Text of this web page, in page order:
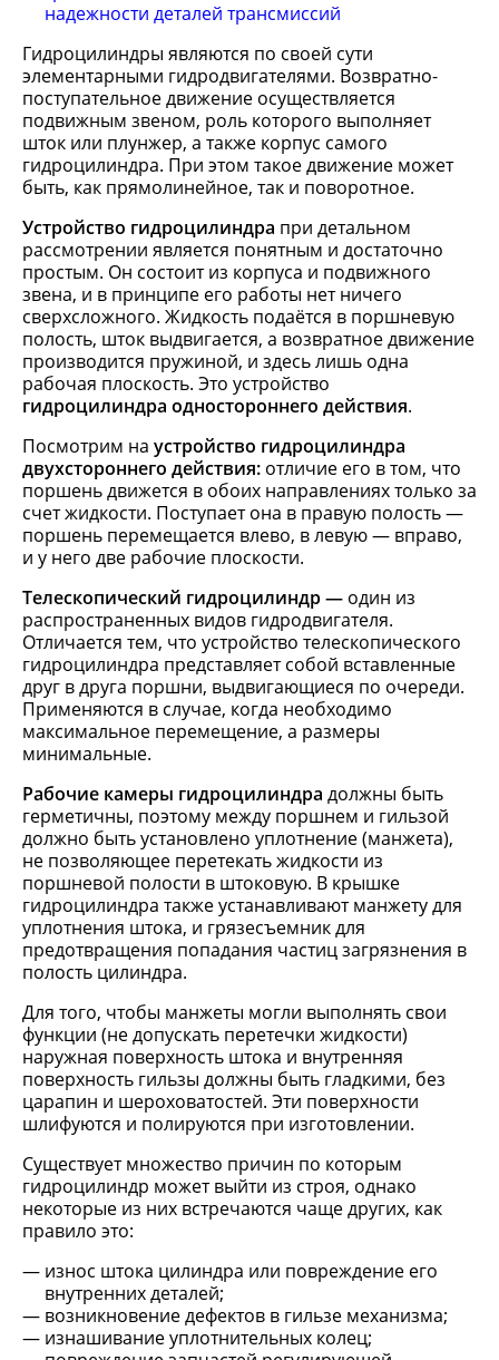
надежности деталей трансмиссий
Гидроцилиндры являются по своей сути
элементарными гидродвигателями. Возвратно-
поступательное движение осуществляется
подвижным звеном, роль которого выполняет
шток или плунжер, а также корпус самого
гидроцилиндра. При этом такое движение может
быть, как прямолинейное, так и поворотное.
Устройство гидроцилиндра при детальном
рассмотрении является понятным и достаточно
простым. Он состоит из корпуса и подвижного
звена, и в принципе его работы нет ничего
сверхсложного. Жидкость подаётся в поршневую
полость, шток выдвигается, а возвратное движение
производится пружиной, и здесь лишь одна
рабочая плоскость. Это устройство
гидроцилиндра одностороннего действия.
Посмотрим на устройство гидроцилиндра
двухстороннего действия: отличие его в том, что
поршень движется в обоих направлениях только за
счет жидкости. Поступает она в правую полость —
поршень перемещается влево, в левую — вправо,
и у него две рабочие плоскости.
Телескопический гидроцилиндр — один из
распространенных видов гидродвигателя.
Отличается тем, что устройство телескопического
гидроцилиндра представляет собой вставленные
друг в друга поршни, выдвигающиеся по очереди.
Применяются в случае, когда необходимо
максимальное перемещение, а размеры
минимальные.
Рабочие камеры гидроцилиндра должны быть
герметичны, поэтому между поршнем и гильзой
должно быть установлено уплотнение (манжета),
не позволяющее перетекать жидкости из
поршневой полости в штоковую. В крышке
гидроцилиндра также устанавливают манжету для
уплотнения штока, и грязесъемник для
предотвращения попадания частиц загрязнения в
полость цилиндра.
Для того, чтобы манжеты могли выполнять свои
функции (не допускать перетечки жидкости)
наружная поверхность штока и внутренняя
поверхность гильзы должны быть гладкими, без
царапин и шероховатостей. Эти поверхности
шлифуются и полируются при изготовлении.
Существует множество причин по которым
гидроцилиндр может выйти из строя, однако
некоторые из них встречаются чаще других, как
правило это:
износ штока цилиндра или повреждение его
внутренних деталей;
возникновение дефектов в гильзе механизма;
изнашивание уплотнительных колец;